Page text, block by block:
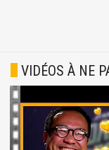
VIDÉOS À NE